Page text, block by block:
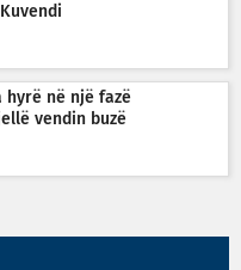
hyrë në një fazë
vendin buzë